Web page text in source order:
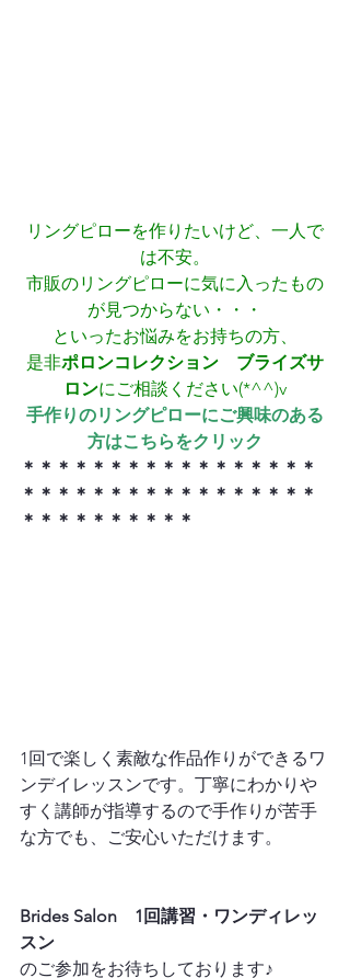
リングピローを作りたいけど、一人で
は不安。
市販のリングピローに気に入ったもの
が見つからない・・・
といったお悩みをお持ちの方、
是非ポロンコレクション　ブライズサ
ロンにご相談ください(*^^)v
手作りのリングピローにご興味のある
方はこちらをクリック
＊＊＊＊＊＊＊＊＊＊＊＊＊＊＊＊＊
＊＊＊＊＊＊＊＊＊＊＊＊＊＊＊＊＊
＊＊＊＊＊＊＊＊＊＊
1回で楽しく素敵な作品作りができるワ
ンデイレッスンです。丁寧にわかりや
すく講師が指導するので手作りが苦手
な方でも、ご安心いただけます。
Brides Salon　1回講習・ワンディレッ
スン